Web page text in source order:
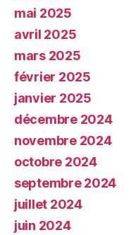
mai 2025
avril 2025
mars 2025
février 2025
janvier 2025
décembre 2024
novembre 2024
octobre 2024
septembre 2024
juillet 2024
juin 2024